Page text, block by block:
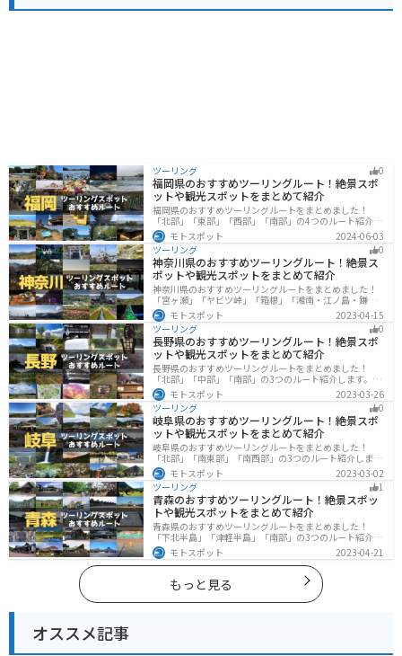
ポーツランドなど、様々な観光スポットがあります。 少
ーリングの休憩場所としてだけでなく、目的地としても
おすすめです。
ツーリング 0
福岡県のおすすめツーリングルート！絶景スポ
ットや観光スポットをまとめて紹介
福岡県のおすすめツーリングルートをまとめました！
「北部」「東部」「西部」「南部」の4つのルート紹介し
ます。豊かな自然から歴史ある名所、グルメまで多彩な
魅力が詰まっており、様々な楽しみ方ができます。バイ
クで福岡県にツーリングに行く際は参考にしてくださ
い。
モトスポット
2024-06-03
ツーリング
0
神奈川県のおすすめツーリングルート！絶景ス
ポットや観光スポットをまとめて紹介
神奈川県のおすすめツーリングルートをまとめました！
「宮ヶ瀬」「ヤビツ峠」「箱根」「湘南・江ノ島・鎌
倉」「三浦」「みなとみらい」の6つのルート紹介しま
す。自然豊かなスポット、歴史ある観光名所、都市部で
楽しめるツーリングスポットまで多数あります。バイク
で神奈川県にツーリングに行く際は参考にしてくださ
い。
モトスポット
2023-04-15
ツーリング
0
長野県のおすすめツーリングルート！絶景スポ
ットや観光スポットをまとめて紹介
長野県のおすすめツーリングルートをまとめました！
「北部」「中部」「南部」の3つのルート紹介します。諏
訪湖やビーナスラインのような全国でも有名なツーリン
グスポットが多数あります。バイクで長野県にツーリン
グに行く際は参考にしてください。
モトスポット
2023-03-26
ツーリング
0
岐阜県のおすすめツーリングルート！絶景スポ
ットや観光スポットをまとめて紹介
岐阜県のおすすめツーリングルートをまとめました！
「北部」「南東部」「南西部」の3つのルート紹介しま
す。自然豊かな山が充実しており、山を生かした施設や
グルメ、絶景スポットなど、自然を満喫するツーリング
ができます。バイクで岐阜県にツーリングに行く際は参
考にしてください。
モトスポット
2023-03-02
ツーリング
1
青森のおすすめツーリングルート！絶景スポッ
トや観光スポットをまとめて紹介
青森県のおすすめツーリングルートをまとめました！
「下北半島」「津軽半島」「南部」の3つのルート紹介し
ます。自然に恵まれた風光明媚な景色や歴史文化に触れ
られる観光スポットが多くあります。バイクで青森県に
ツーリングに行く際は参考にしてください。
モトスポット 2023-04-21
もっと見る
オススメ記事